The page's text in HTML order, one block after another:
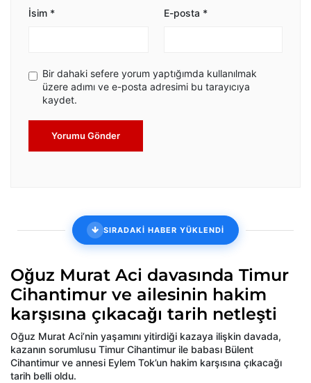
İsim * E-posta *
Bir dahaki sefere yorum yaptığımda kullanılmak
üzere adımı ve e-posta adresimi bu tarayıcıya
kaydet.
Yorumu Gönder
SIRADAKİ HABER YÜKLENDİ
Oğuz Murat Aci davasında Timur
Cihantimur ve ailesinin hakim
karşısına çıkacağı tarih netleşti
Oğuz Murat Aci’nin yaşamını yitirdiği kazaya ilişkin davada,
kazanın sorumlusu Timur Cihantimur ile babası Bülent
Cihantimur ve annesi Eylem Tok’un hakim karşısına çıkacağı
tarih belli oldu.